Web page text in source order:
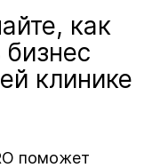
как
клинике
поможет